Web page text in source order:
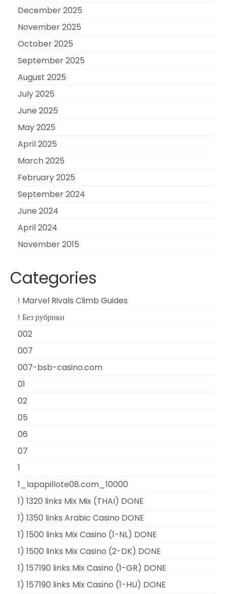
December 2025
November 2025
October 2025
September 2025
August 2025
July 2025
June 2025
May 2025
April 2025
March 2025
February 2025
September 2024
June 2024
April 2024
November 2015
Categories
! Marvel Rivals Climb Guides
! Без рубрики
002
007
007-bsb-casino.com
01
02
05
06
07
1
1_lapapillote08.com_10000
1) 1320 links Mix Mix (THAI) DONE
1) 1350 links Arabic Casino DONE
1) 1500 links Mix Casino (1-NL) DONE
1) 1500 links Mix Casino (2-DK) DONE
1) 157190 links Mix Casino (1-GR) DONE
1) 157190 links Mix Casino (1-HU) DONE